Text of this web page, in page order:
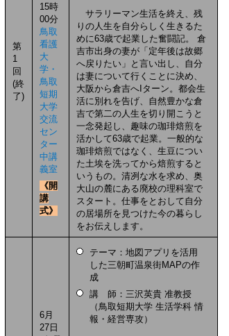
第
1
回
(終
了)
15時
00分
鳥取
看護
大
学・
鳥取
短期
大学
交流
セン
ター
中講
義室
《開
講
式》
サラリーマン生活を終え、残
りの人生を自分らしく生きるた
めに63歳で起業した奮闘記。 倉
吉市出身の妻が「定年後は故郷
へ戻りたい」と言い出し、自分
は妻について行くことに決め、
大阪から倉吉へIターン。都会生
活に別れを告げ、自然豊かな倉
吉で第二の人生を切り開こうと
一念発起し、趣味の珈琲焙煎を
活かして63歳で起業。一般的な
珈琲焙煎ではなく、生豆につい
た土埃を洗ってから焙煎すると
いうもの。清冽な水を求め、奥
大山の麓にある廃校の理科室で
スタート。仕事をとおして自分
の居場所を見つけた今の暮らし
をお伝えします。
6月
27日
テーマ：地図アプリを活用
した三朝町温泉街MAPの作
成
講 師：三沢英貴 准教授
（鳥取短期大学 生活学科 情
報・経営専攻）